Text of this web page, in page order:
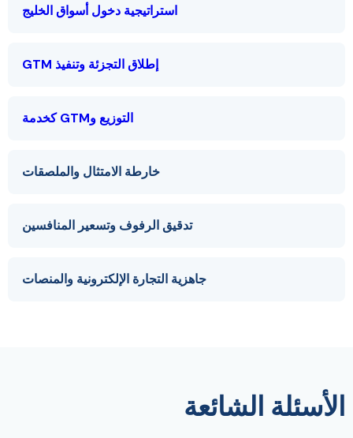
استراتيجية دخول أسواق الخليج
إطلاق التجزئة وتنفيذ GTM
التوزيع وGTM كخدمة
خارطة الامتثال والملصقات
تدقيق الرفوف وتسعير المنافسين
جاهزية التجارة الإلكترونية والمنصات
الأسئلة الشائعة